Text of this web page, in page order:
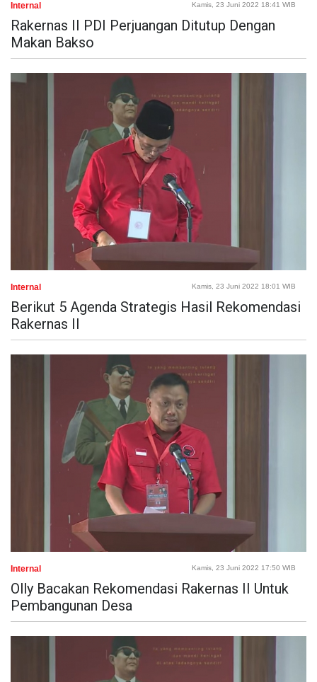
Internal Kamis, 23 Juni 2022 18:41 WIB
Rakernas II PDI Perjuangan Ditutup Dengan
Makan Bakso
Internal Kamis, 23 Juni 2022 18:01 WIB
Berikut 5 Agenda Strategis Hasil Rekomendasi
Rakernas II
Internal Kamis, 23 Juni 2022 17:50 WIB
Olly Bacakan Rekomendasi Rakernas II Untuk
Pembangunan Desa